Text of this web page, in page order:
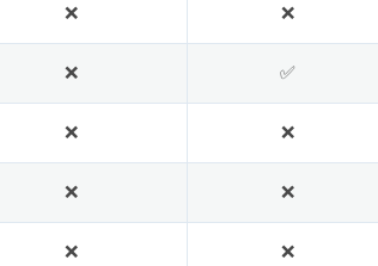
❌ ❌
❌ ✅
❌ ❌
❌ ❌
❌ ❌